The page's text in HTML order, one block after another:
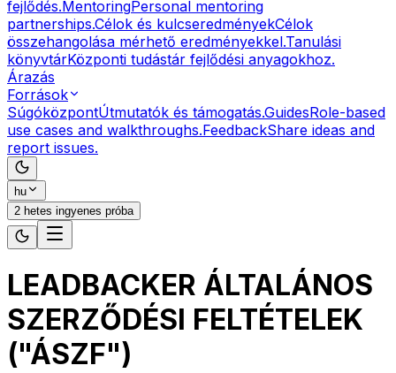
fejlődés.MentoringPersonal mentoring
partnerships.Célok és kulcseredményekCélok
összehangolása mérhető eredményekkel.Tanulási
könyvtárKözponti tudástár fejlődési anyagokhoz.
Árazás
Források
SúgóközpontÚtmutatók és támogatás.GuidesRole-based
use cases and walkthroughs.FeedbackShare ideas and
report issues.
hu
2 hetes ingyenes próba
LEADBACKER ÁLTALÁNOS
SZERZŐDÉSI FELTÉTELEK
("ÁSZF")